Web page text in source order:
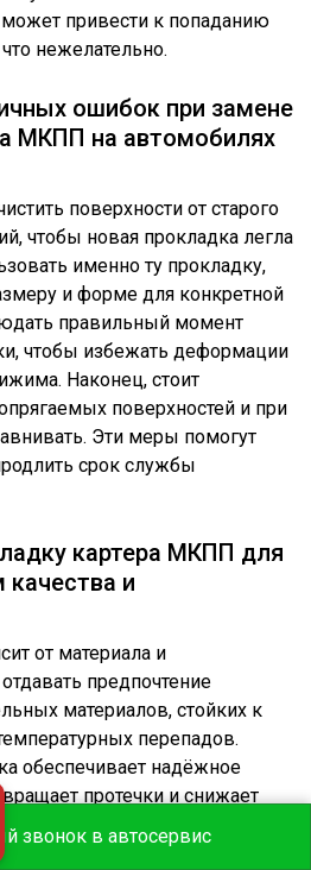
может привести к попаданию
нежелательно.
ошибок при замене
МКПП на автомобилях
поверхности от старого
чтобы новая прокладка легла
именно ту прокладку,
и форме для конкретной
правильный момент
чтобы избежать деформации
Наконец, стоит
поверхностей и при
Эти меры помогут
срок службы
картера МКПП для
и
от материала и
предпочтение
материалов, стойких к
перепадов.
обеспечивает надёжное
протечки и снижает
передач. Обратите
размеров и формы,
звонок в автосервис